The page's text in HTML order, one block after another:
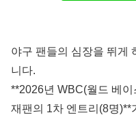
야구 팬들의 심장을 뛰게
니다.
**2026년 WBC(월드 베이
재팬의 1차 엔트리(8명)**